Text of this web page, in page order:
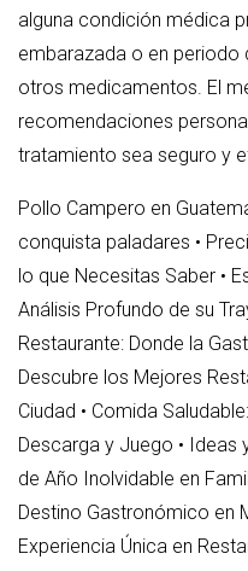
alguna condición médica
embarazada o en
otros medicamentos. El
recomendaciones
tratamiento sea seguro y
Pollo Campero en
conquista paladares •
lo que Necesitas Saber •
Análisis Profundo de su
Restaurante: Donde la
Descubre los Mejores
Ciudad • Comida
Descarga y Juego • Ideas
de Año Inolvidable en
Destino Gastronómico en
Experiencia Única en